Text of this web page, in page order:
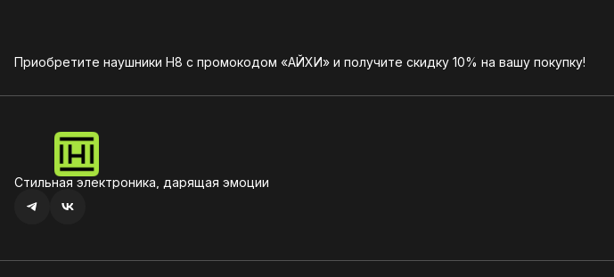
Приобретите наушники H8 с промокодом «АЙХИ» и получите скидку 10% на вашу покупку!
Стильная электроника, дарящая эмоции